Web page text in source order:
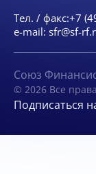
Тел. / факс:+7
e-mail: sfr@sf-
Союз
© 2026 Все
Подписаться